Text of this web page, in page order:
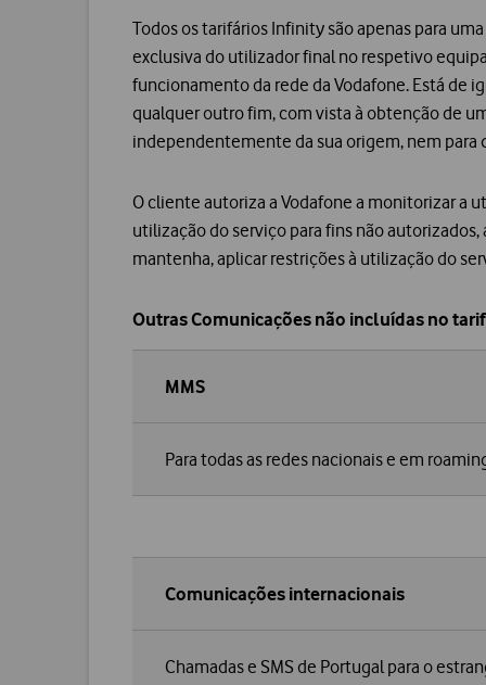
Todos os tarifários Infinity são apenas para
exclusiva do utilizador final no respetivo
funcionamento da rede da Vodafone. Está de
qualquer outro fim, com vista à obtenção de
independentemente da sua origem, nem
O cliente autoriza a Vodafone a monitorizar a
utilização do serviço para fins não
mantenha, aplicar restrições à utilização do
Outras Comunicações não incluídas no
MMS
Para todas as redes nacionais e em
Comunicações internacionais
Chamadas e SMS de Portugal para o